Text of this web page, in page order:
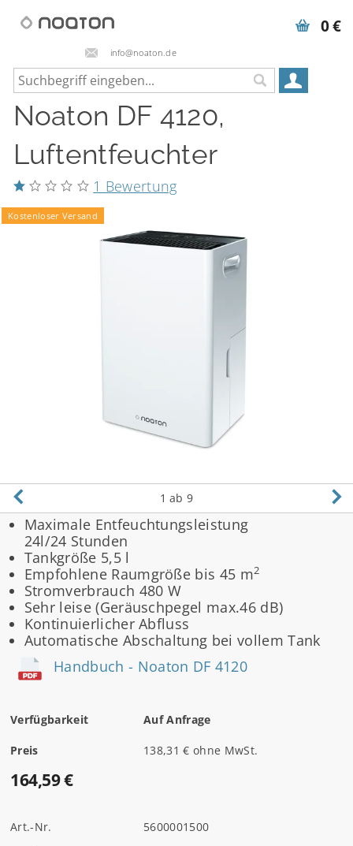
info@noaton.de
0 €
Noaton DF 4120,
Luftentfeuchter
1 Bewertung
Kostenloser Versand
1 ab 9
Maximale Entfeuchtungsleistung
24l/24 Stunden
Tankgröße 5,5 l
Empfohlene Raumgröße bis 45 m2
Stromverbrauch 480 W
Sehr leise (Geräuschpegel max.46 dB)
Kontinuierlicher Abfluss
Automatische Abschaltung bei vollem Tank
Handbuch - Noaton DF 4120
Verfügbarkeit Auf Anfrage
Preis 138,31 € ohne MwSt.
164,59 €
Art.-Nr.
5600001500